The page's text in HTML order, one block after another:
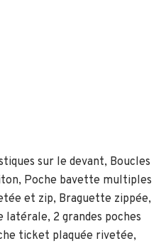
sur le devant, Boucles
Poche bavette multiples
et zip, Braguette zippée,
2 grandes poches
ticket plaquée rivetée,